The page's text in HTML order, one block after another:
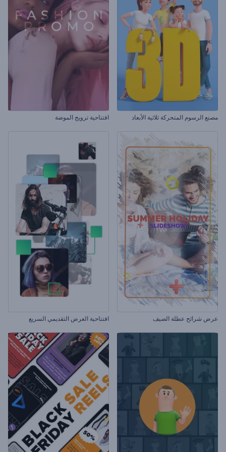
مصنع الرسوم المتحركة ثلاثية الأبعاد افتتاحية ترويج الموضة
عرض شرائح عطلة الصيف افتتاحية العرض التقديمي السريع